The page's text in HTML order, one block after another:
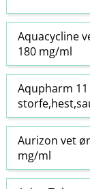
Aquacycline
180 mg/ml
Aqupharm
Aurizon vet
mg/ml